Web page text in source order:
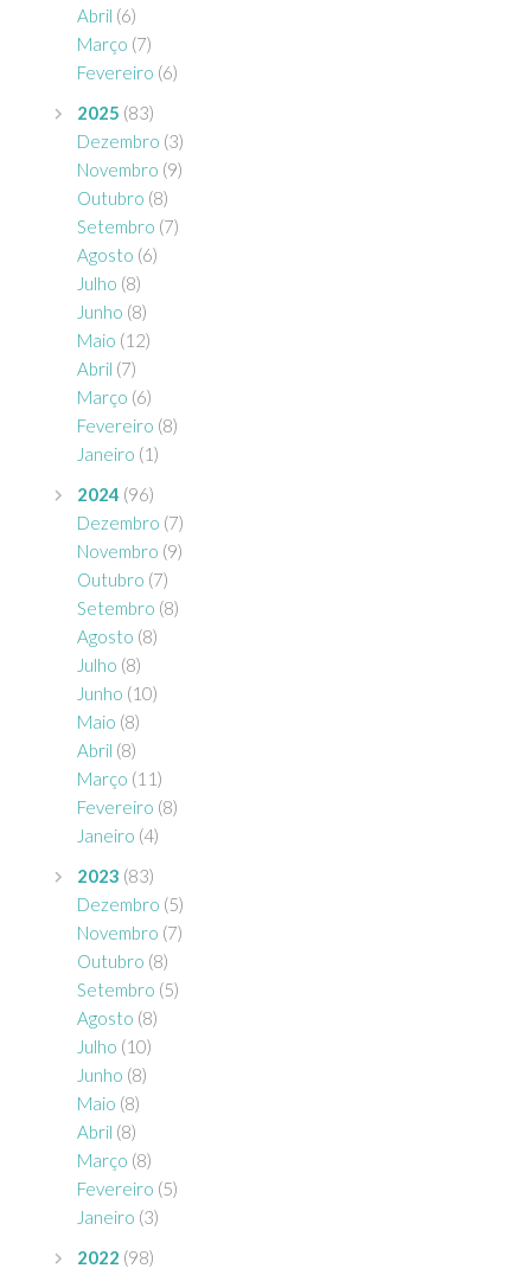
Abril (6)
Março (7)
Fevereiro (6)
2025 (83)
Dezembro (3)
Novembro (9)
Outubro (8)
Setembro (7)
Agosto (6)
Julho (8)
Junho (8)
Maio (12)
Abril (7)
Março (6)
Fevereiro (8)
Janeiro (1)
2024 (96)
Dezembro (7)
Novembro (9)
Outubro (7)
Setembro (8)
Agosto (8)
Julho (8)
Junho (10)
Maio (8)
Abril (8)
Março (11)
Fevereiro (8)
Janeiro (4)
2023 (83)
Dezembro (5)
Novembro (7)
Outubro (8)
Setembro (5)
Agosto (8)
Julho (10)
Junho (8)
Maio (8)
Abril (8)
Março (8)
Fevereiro (5)
Janeiro (3)
2022 (98)